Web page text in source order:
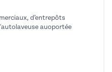
d’entrepôts
auoportée